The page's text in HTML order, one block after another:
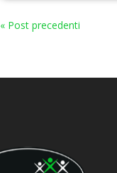
« Post precedenti